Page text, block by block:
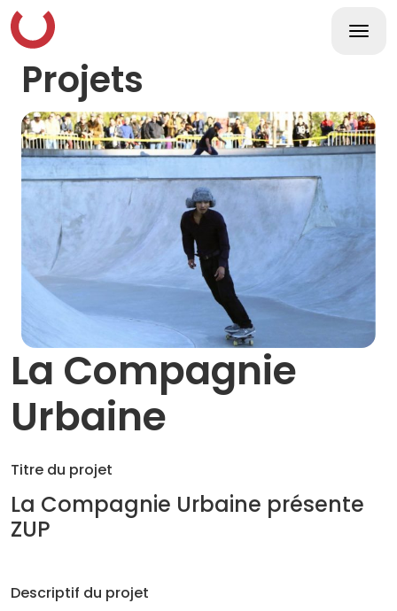
Skip
to
content
Projets
La Compagnie
Urbaine
Titre du projet
La Compagnie Urbaine présente
ZUP
Descriptif du projet